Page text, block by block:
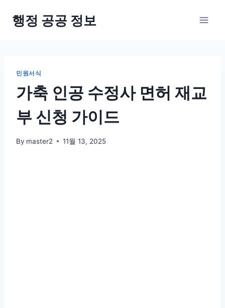
행정 공공 정보
민원서식
가축 인공 수정사 면허 재교
부 신청 가이드
By master2 11월 13, 2025